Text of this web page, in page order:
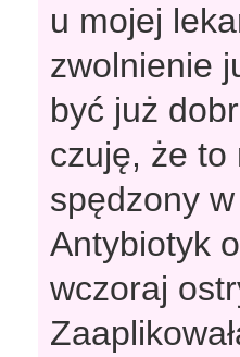
u mojej
zwolnienie
być już
czuję, że to
spędzony
Antybiotyk
wczoraj